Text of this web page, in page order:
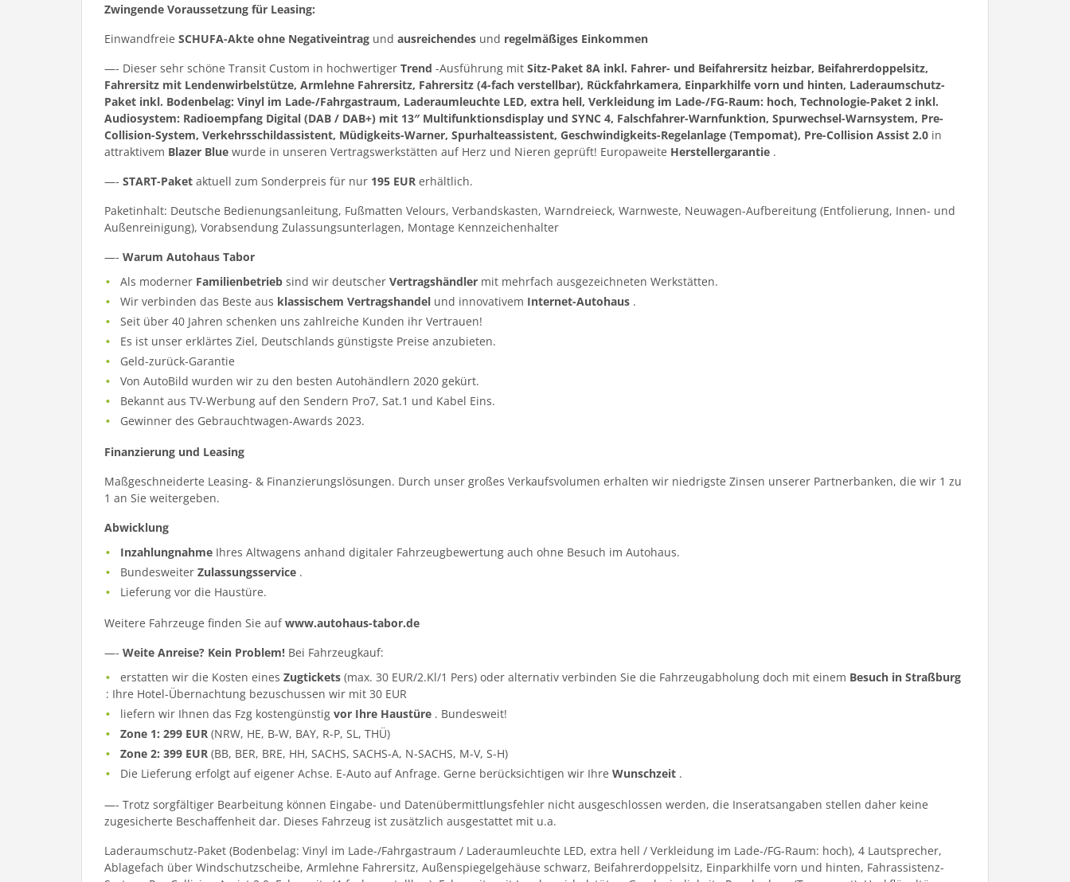
Zwingende Voraussetzung für Leasing:
Einwandfreie SCHUFA-Akte ohne Negativeintrag und ausreichendes und regelmäßiges Einkommen
—- Dieser sehr schöne Transit Custom in hochwertiger Trend -Ausführung mit Sitz-Paket 8A inkl. Fahrer- und Beifahrersitz heizbar, Beifahrerdoppelsitz,
Fahrersitz mit Lendenwirbelstütze, Armlehne Fahrersitz, Fahrersitz (4-fach verstellbar), Rückfahrkamera, Einparkhilfe vorn und hinten, Laderaumschutz-
Paket inkl. Bodenbelag: Vinyl im Lade-/Fahrgastraum, Laderaumleuchte LED, extra hell, Verkleidung im Lade-/FG-Raum: hoch, Technologie-Paket 2 inkl.
Audiosystem: Radioempfang Digital (DAB / DAB+) mit 13″ Multifunktionsdisplay und SYNC 4, Falschfahrer-Warnfunktion, Spurwechsel-Warnsystem, Pre-
Collision-System, Verkehrsschildassistent, Müdigkeits-Warner, Spurhalteassistent, Geschwindigkeits-Regelanlage (Tempomat), Pre-Collision Assist 2.0 in
attraktivem Blazer Blue wurde in unseren Vertragswerkstätten auf Herz und Nieren geprüft! Europaweite Herstellergarantie .
—- START-Paket aktuell zum Sonderpreis für nur 195 EUR erhältlich.
Paketinhalt: Deutsche Bedienungsanleitung, Fußmatten Velours, Verbandskasten, Warndreieck, Warnweste, Neuwagen-Aufbereitung (Entfolierung, Innen- und
Außenreinigung), Vorabsendung Zulassungsunterlagen, Montage Kennzeichenhalter
—- Warum Autohaus Tabor
Als moderner Familienbetrieb sind wir deutscherVertragshändler mit mehrfach ausgezeichneten Werkstätten.
Wir verbinden das Beste aus klassischem Vertragshandel und innovativem Internet-Autohaus .
Seit über 40 Jahren schenken uns zahlreiche Kunden ihr Vertrauen!
Es ist unser erklärtes Ziel, Deutschlands günstigste Preise anzubieten.
Geld-zurück-Garantie
Von AutoBild wurden wir zu den besten Autohändlern 2020 gekürt.
Bekannt aus TV-Werbung auf den Sendern Pro7, Sat.1 und Kabel Eins.
Gewinner des Gebrauchtwagen-Awards 2023.
Finanzierung und Leasing
Maßgeschneiderte Leasing- & Finanzierungslösungen. Durch unser großes Verkaufsvolumen erhalten wir niedrigste Zinsen unserer Partnerbanken, die wir 1 zu
1 an Sie weitergeben.
Abwicklung
Inzahlungnahme Ihres Altwagens anhand digitaler Fahrzeugbewertung auch ohne Besuch im Autohaus.
BundesweiterZulassungsservice .
Lieferung vor die Haustüre.
Weitere Fahrzeuge finden Sie aufwww.autohaus-tabor.de
—- Weite Anreise? Kein Problem! Bei Fahrzeugkauf:
erstatten wir die Kosten einesZugtickets(max. 30 EUR/2.Kl/1 Pers) oder alternativ verbinden Sie die Fahrzeugabholung doch mit einem Besuch in Straßburg
: Ihre Hotel-Übernachtung bezuschussen wir mit 30 EUR
liefern wir Ihnen das Fzg kostengünstigvor Ihre Haustüre . Bundesweit!
Zone 1: 299 EUR (NRW, HE, B-W, BAY, R-P, SL, THÜ)
Zone 2: 399 EUR (BB, BER, BRE, HH, SACHS, SACHS-A, N-SACHS, M-V, S-H)
Die Lieferung erfolgt auf eigener Achse. E-Auto auf Anfrage. Gerne berücksichtigen wir IhreWunschzeit .
—- Trotz sorgfältiger Bearbeitung können Eingabe- und Datenübermittlungsfehler nicht ausgeschlossen werden, die Inseratsangaben stellen daher keine
zugesicherte Beschaffenheit dar. Dieses Fahrzeug ist zusätzlich ausgestattet mit u.a.
Laderaumschutz-Paket (Bodenbelag: Vinyl im Lade-/Fahrgastraum / Laderaumleuchte LED, extra hell / Verkleidung im Lade-/FG-Raum: hoch), 4 Lautsprecher,
Ablagefach über Windschutzscheibe, Armlehne Fahrersitz, Außenspiegelgehäuse schwarz, Beifahrerdoppelsitz, Einparkhilfe vorn und hinten, Fahrassistenz-